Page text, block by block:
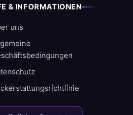
an
& INFORMATIONEN
uns